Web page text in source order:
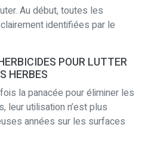
Au début, toutes les
identifiées par le
POUR LUTTER
HERBES
la panacée pour éliminer les
leur utilisation n’est plus
années sur les surfaces